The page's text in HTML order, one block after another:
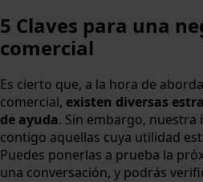
5 Claves para una
comercial
Es cierto que, a la hora de
comercial, existen diversas
de ayuda. Sin embargo,
contigo aquellas cuya utilidad
Puedes ponerlas a prueba la
una conversación, y podrás